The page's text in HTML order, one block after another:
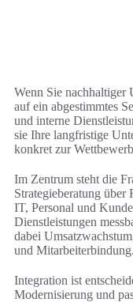
Wenn Sie nachhaltiger
auf ein abgestimmtes
und interne
sie Ihre langfristige
konkret zur
Im Zentrum steht die
Strategieberatung über
IT, Personal und
Dienstleistungen
dabei
und Mitarbeiterbindung.
Integration ist
Modernisierung und